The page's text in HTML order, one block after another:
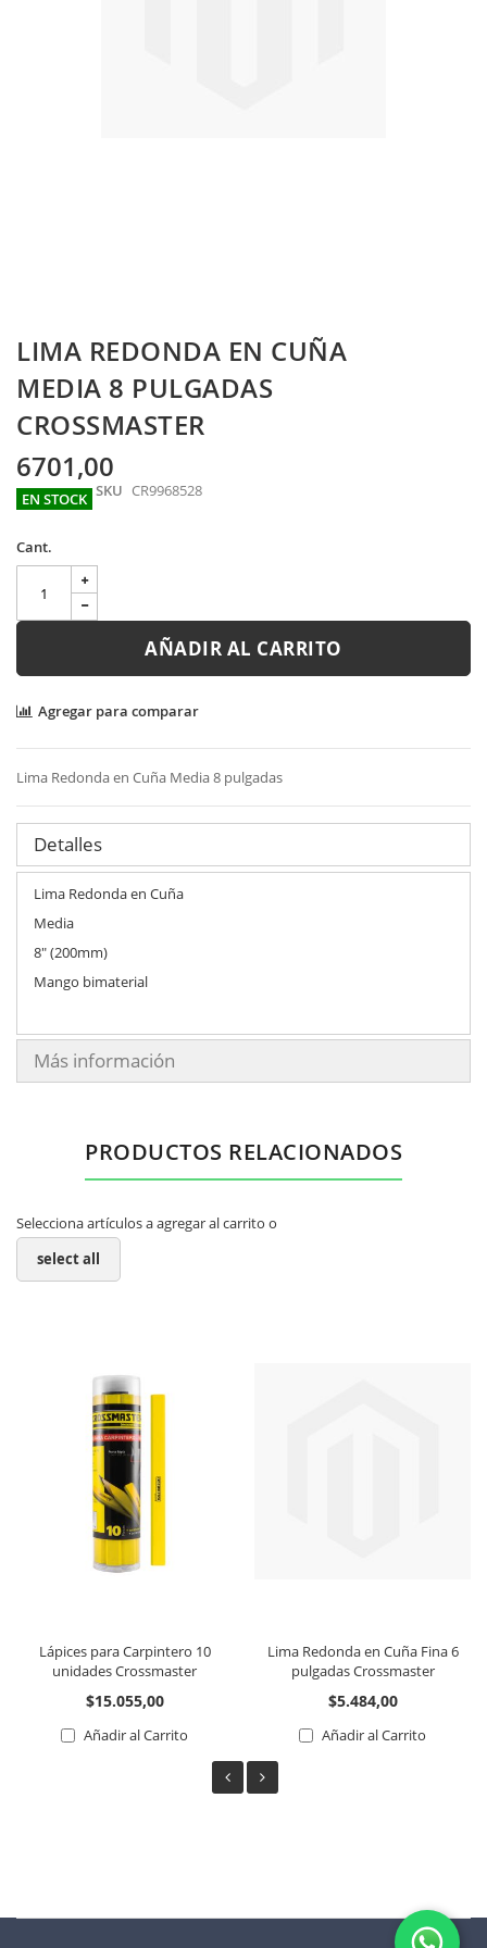
Skip
to
the
beginning
of
the
images
gallery
LIMA REDONDA EN CUÑA
MEDIA 8 PULGADAS
CROSSMASTER
6701,00
EN STOCK SKU CR9968528
Cant.
AÑADIR AL CARRITO
Agregar para comparar
Lima Redonda en Cuña Media 8 pulgadas
Detalles
Lima Redonda en Cuña
Media
8" (200mm)
Mango bimaterial
Más información
PRODUCTOS RELACIONADOS
Selecciona artículos a agregar al carrito o
select all
Lápices para Carpintero 10
unidades Crossmaster
$15.055,00
Añadir al Carrito
Lima Redonda en Cuña Fina 6
pulgadas Crossmaster
$5.484,00
Añadir al Carrito